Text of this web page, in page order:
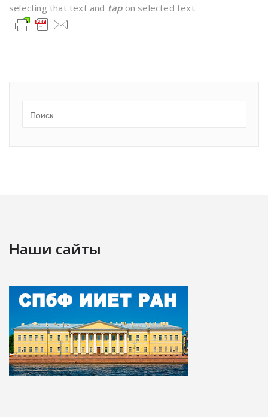
selecting that text and tapon selected text.
Наши сайты